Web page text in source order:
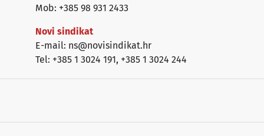
Mob: +385 98 931 2433
Novi sindikat
E-mail: ns@novisindikat.hr
Tel: +385 1 3024 191, +385 1 3024 244